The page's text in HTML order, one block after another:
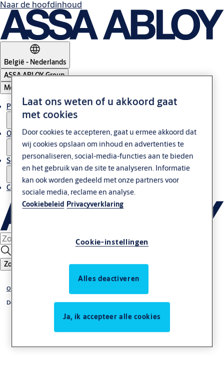
Naar de hoofdinhoud
België - Nederlands
ASSA ABLOY Group
Menu
Producten en oplossingen
Over ons
Service
Contact
Zoeken
Oplossing per product
Deurdrangers
Laat ons weten of u akkoord gaat
met cookies
Door cookies te accepteren, gaat u ermee akkoord dat
wij cookies opslaan om inhoud en advertenties te
personaliseren, social-media-functies aan te bieden
en het gebruik van de site te analyseren. Informatie
kan ook worden gedeeld met onze partners voor
sociale media, reclame en analyse.
Cookiebeleid Privacyverklaring
Cookie-instellingen
Alles deactiveren
Ja, ik accepteer alle cookies